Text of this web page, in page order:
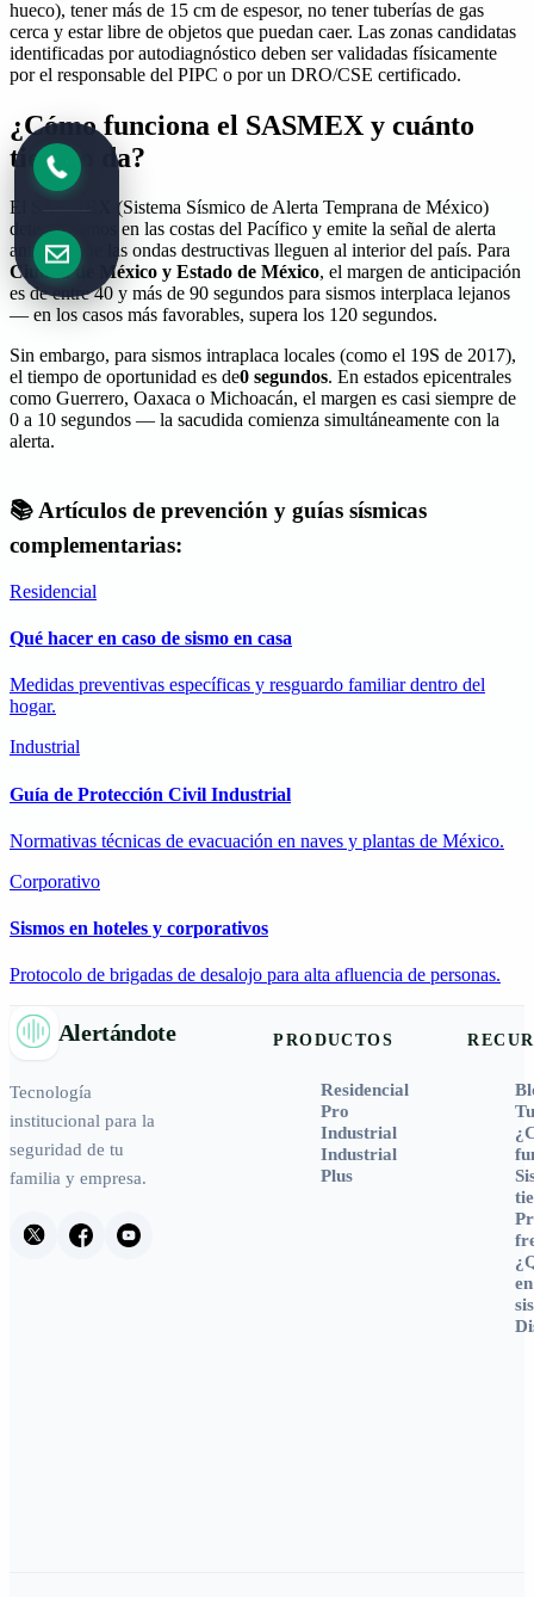
hueco), tener más de 15 cm de espesor, no tener tuberías de gas
cerca y estar libre de objetos que puedan caer. Las zonas candidatas
identificadas por autodiagnóstico deben ser validadas físicamente
por el responsable del PIPC o por un DRO/CSE certificado.
¿Cómo funciona el SASMEX y cuánto
tiempo da?
El
(Sistema Sísmico de Alerta Temprana de México)
detecta sismos en las costas del Pacífico y emite la señal de alerta
antes de que las ondas destructivas lleguen al interior del país. Para
Ciudad de México y Estado de México, el margen de anticipación
es de entre 40 y más de 90 segundos para sismos interplaca lejanos
— en los casos más favorables, supera los 120 segundos.
Sin embargo, para sismos intraplaca locales (como el 19S de 2017),
el tiempo de oportunidad es de0 segundos. En estados epicentrales
como Guerrero, Oaxaca o Michoacán, el margen es casi siempre de
0 a 10 segundos — la sacudida comienza simultáneamente con la
alerta.
📚 Artículos de prevención y guías sísmicas
complementarias:
Residencial
Qué hacer en caso de sismo en casa
Medidas preventivas específicas y resguardo familiar dentro del
hogar.
Industrial
Guía de Protección Civil Industrial
Normativas técnicas de evacuación en naves y plantas de México.
Corporativo
Sismos en hoteles y corporativos
Protocolo de brigadas de desalojo para alta afluencia de personas.
Alertándote
Tecnología
institucional para la
seguridad de tu
familia y empresa.
PRODUCTOS
Residencial
Pro
Industrial
Industrial
Plus